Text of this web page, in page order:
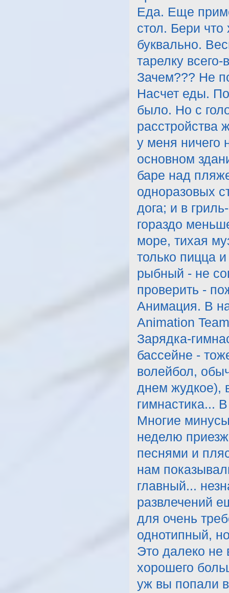
Еда. Еще
стол. Бери
буквально.
тарелку
Зачем??? Не
Насчет еды.
было. Но с
расстройства
у меня
основном
баре над
одноразовых
дога; и в
гораздо
море, тихая
только пицца
рыбный - не
проверить -
Анимация. В
Animation
Зарядка-
бассейне -
волейбол,
днем жудкое),
гимнастика...
Многие
неделю
песнями и
нам
главный...
развлечений
для очень
однотипный,
Это далеко не
хорошего
уж вы попали